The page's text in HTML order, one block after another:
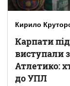
Кирило
Карпати
виступали
Атлетико:
до УПЛ